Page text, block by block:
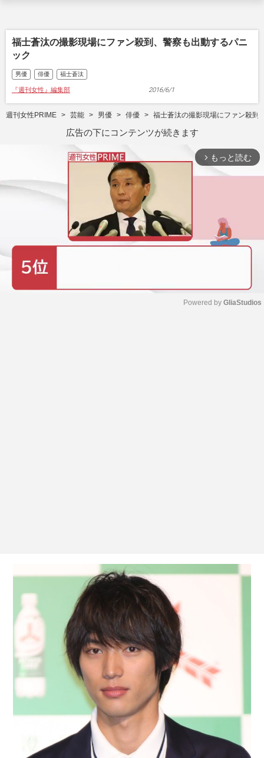
福士蒼汰の撮影現場にファン殺到、警察も出動するパニ
ック
男優 俳優 福士蒼汰
『週刊女性』編集部 2016/6/1
週刊女性PRIME 芸能 男優 俳優 福士蒼汰の撮影現場にファン殺到
広告の下にコンテンツが続きます
arrow_forward_ios もっと読む
Powered by GliaStudios